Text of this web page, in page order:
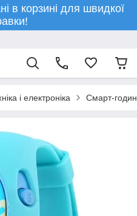
в корзині для швидкої
і електроніка Смарт-